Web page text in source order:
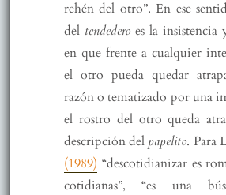
rehén del otro”. En ese
del tendederoes la insistencia
en que frente a cualquier
el otro pueda quedar
razón o tematizado por una
el rostro del otro queda
descripción del papelito. Para
(1989) “descotidianizar es
cotidianas”, “es una